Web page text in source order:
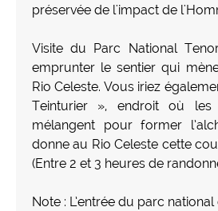
préservée de l'impact de
Visite du Parc National
emprunter le sentier qui
Rio Celeste. Vous iriez
Teinturier », endroit où les
mélangent pour former
donne au Rio Celeste cette
(Entre 2 et 3 heures de
Note : L’entrée du parc